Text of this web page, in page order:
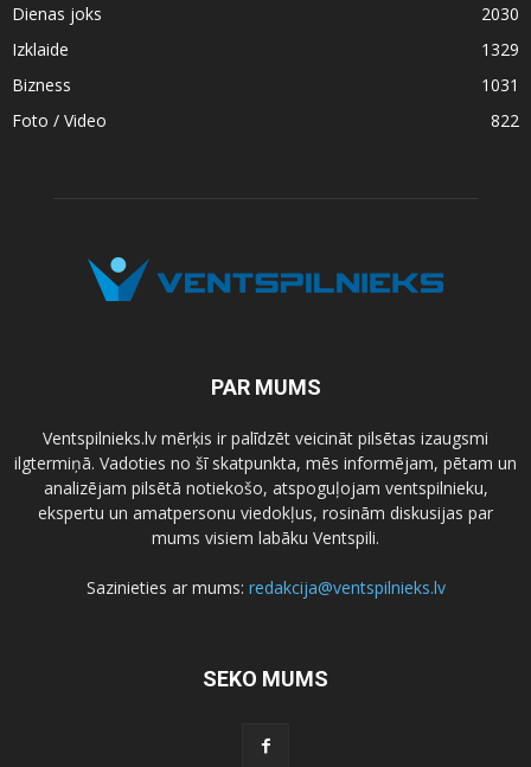
Dienas joks
2030
Izklaide
1329
Bizness
1031
Foto / Video
822
PAR MUMS
Ventspilnieks.lv mērķis ir palīdzēt veicināt pilsētas izaugsmi
ilgtermiņā. Vadoties no šī skatpunkta, mēs informējam, pētam un
analizējam pilsētā notiekošo, atspoguļojam ventspilnieku,
ekspertu un amatpersonu viedokļus, rosinām diskusijas par
mums visiem labāku Ventspili.
Sazinieties ar mums: redakcija@ventspilnieks.lv
SEKO MUMS